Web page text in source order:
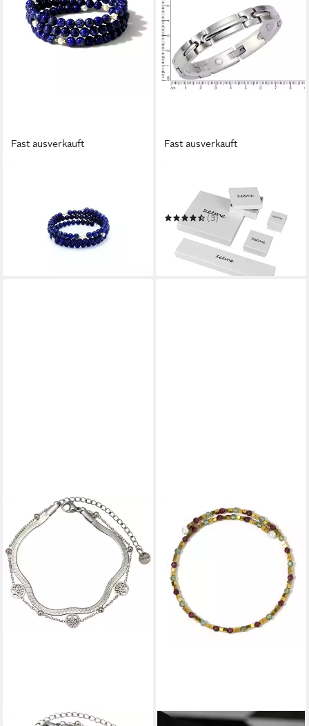
Fast ausverkauft
in 4-5 Werktagen bei dir
Fast ausverkauft
Armband Edelstahl glanz
matt 19cm lang
(3)
37,95 € UVP 64,90 €
-42%
in 1-2 Werktagen bei dir
FIRETTI